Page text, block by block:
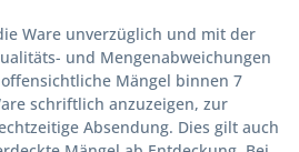
Ware unverzüglich und mit der
und Mengenabweichungen
Mängel binnen 7
schriftlich anzuzeigen, zur
Absendung. Dies gilt auch